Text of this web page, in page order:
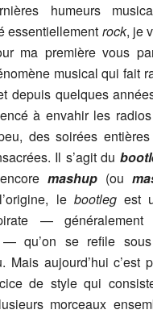
humeurs
essentiellement rock, je
ma première vous
musical qui fait
depuis quelques
à envahir les
des soirées
Il s’agit du
mashup (ou
le bootlegest
— généralement
— qu’on se refile
Mais aujourd’hui c’est
de style qui
morceaux